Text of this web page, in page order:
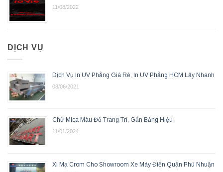
11/08/2022
DỊCH VỤ
Dịch Vụ In UV Phẳng Giá Rẻ, In UV Phẳng HCM Lấy Nhanh
08/06/2021
Chữ Mica Màu Đỏ Trang Trí, Gắn Bảng Hiệu
11/01/2024
Xi Mạ Crom Cho Showroom Xe Máy Điện Quận Phú Nhuận